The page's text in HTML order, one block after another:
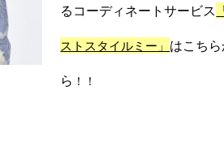
るコーディネートサービス
ストスタイルミー」 はこち
ら ！！